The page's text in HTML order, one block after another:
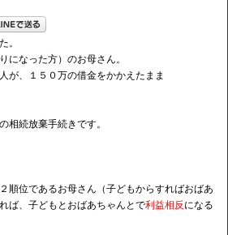
。
になった方）のお母さん。
が、１５０万の借金をかかえたまま
相続放棄手続きです。
順位であるお母さん（子どもからすればおばあ
ば、子どもとおばあちゃんとで利益相反 になる